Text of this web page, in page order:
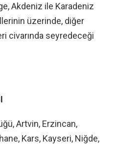
Akdeniz ile Karadeniz
üzerinde, diğer
civarında seyredeceği
Artvin, Erzincan,
Kars, Kayseri, Niğde,